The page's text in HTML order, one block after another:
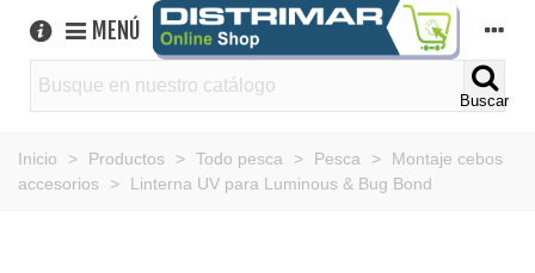
MENÚ
Buscar
Inicio > Productos > Todo pesca > Pesca >
Montaje cebos
accesorios
> Linterna UV para Luminous & Bug Bond